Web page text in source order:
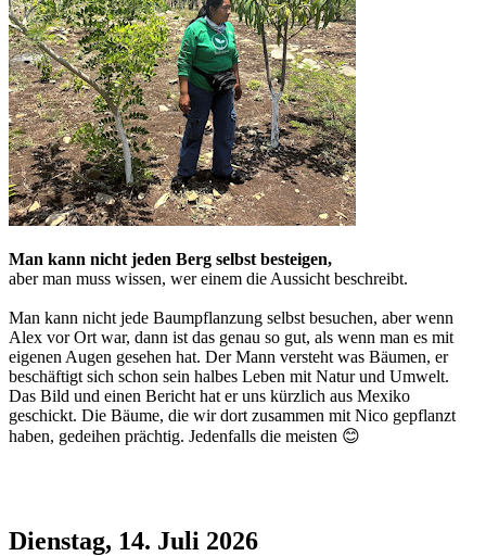
Man kann nicht jeden Berg selbst besteigen,
aber man muss wissen, wer einem die Aussicht beschreibt.
Man kann nicht jede Baumpflanzung selbst besuchen, aber wenn
Alex vor Ort war, dann ist das genau so gut, als wenn man es mit
eigenen Augen gesehen hat. Der Mann versteht was Bäumen, er
beschäftigt sich schon sein halbes Leben mit Natur und Umwelt.
Das Bild und einen Bericht hat er uns kürzlich aus Mexiko
geschickt. Die Bäume, die wir dort zusammen mit Nico gepflanzt
haben, gedeihen prächtig. Jedenfalls die meisten 😊
Dienstag, 14. Juli 2026